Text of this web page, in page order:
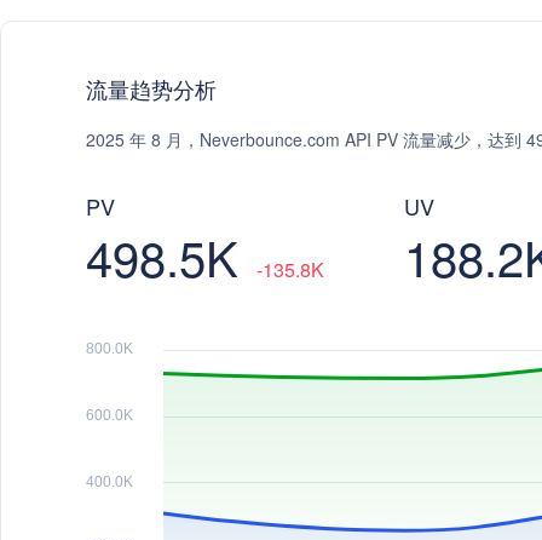
流量趋势分析
2025 年 8 月，Neverbounce.com API PV 流量减少，达到
PV
498.5K -135.8K
UV